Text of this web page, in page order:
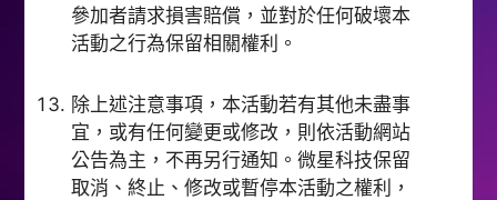
參加者請求損害賠償，並對於任何破壞本
活動之行為保留相關權利。
除上述注意事項，本活動若有其他未盡事
宜，或有任何變更或修改，則依活動網站
公告為主，不再另行通知。微星科技保留
取消、終止、修改或暫停本活動之權利，